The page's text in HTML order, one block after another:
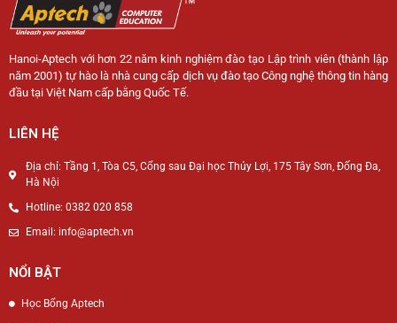
Hanoi-Aptech với hơn 22 năm kinh nghiệm đào tạo Lập trình viên (thành lập
năm 2001) tự hào là nhà cung cấp dịch vụ đào tạo Công nghệ thông tin hàng
đầu tại Việt Nam cấp bằng Quốc Tế.
LIÊN HỆ
Địa chỉ: Tầng 1, Tòa C5, Cổng sau Đại học Thủy Lợi, 175 Tây Sơn, Đống Đa,
Hà Nội
Hotline: 0382 020 858
Email: info@aptech.vn
NỔI BẬT
Học Bổng Aptech